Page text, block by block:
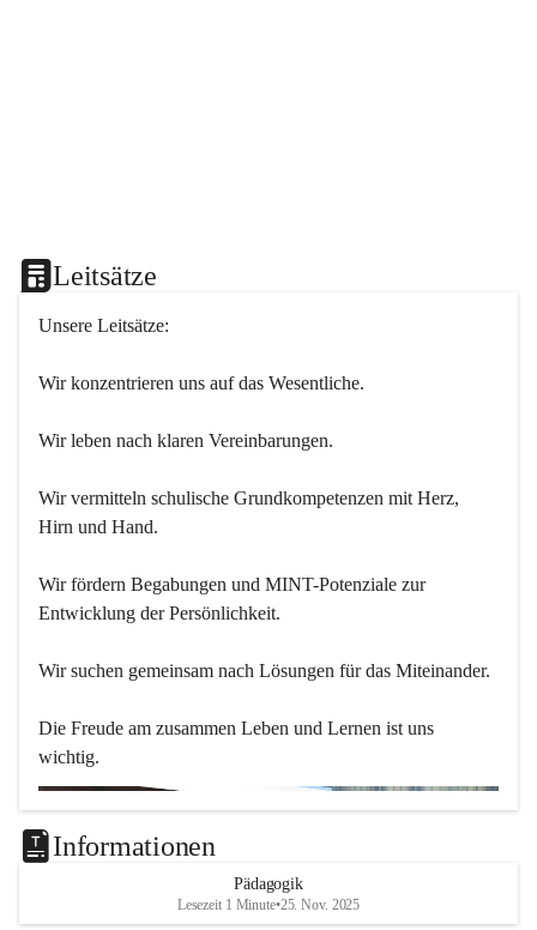
Leitsätze
Unsere Leitsätze:
Wir konzentrieren uns auf das Wesentliche.
Wir leben nach klaren Vereinbarungen.
Wir vermitteln schulische Grundkompetenzen mit Herz,
Hirn und Hand.
Wir fördern Begabungen und MINT-Potenziale zur
Entwicklung der Persönlichkeit.
Wir suchen gemeinsam nach Lösungen für das Miteinander.
Die Freude am zusammen Leben und Lernen ist uns
wichtig.
Informationen
Pädagogik
Lesezeit 1 Minute•25. Nov. 2025